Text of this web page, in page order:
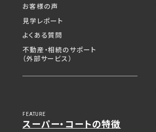
お客様の声
見学レポート
よくある質問
不動産・相続のサポート
（外部サービス）
FEATURE
スーパー・コートの特徴